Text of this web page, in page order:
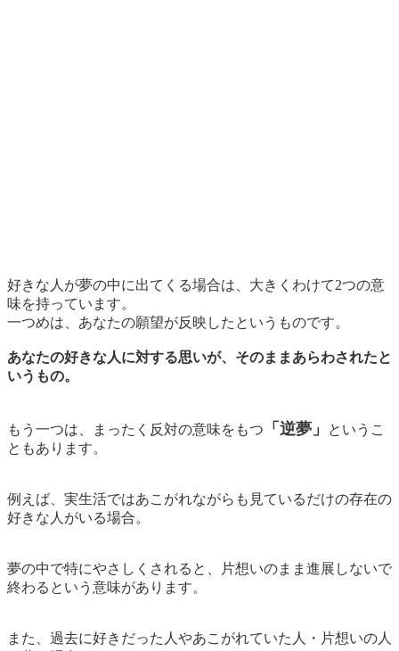
好きな人が夢の中に出てくる場合は、大きくわけて2つの意
味を持っています。
一つめは、あなたの願望が反映したというものです。
あなたの好きな人に対する思いが、そのままあらわされたと
いうもの。
もう一つは、まったく反対の意味をもつ 「逆夢」
というこ
ともあります。
例えば、実生活ではあこがれながらも見ているだけの存在の
好きな人がいる場合。
夢の中で特にやさしくされると、
片想いのまま進展しないで
終わる という意味があります。
また、過去に好きだった人やあこがれていた人・片想いの人